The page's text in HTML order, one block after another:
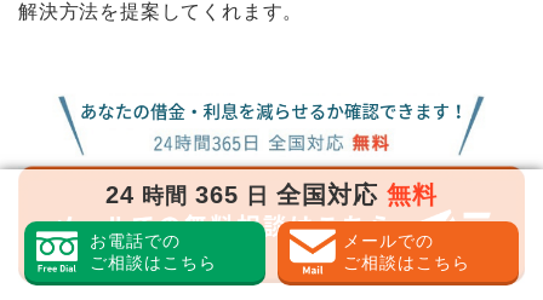
解決方法を提案してくれます。
24 時間 365 日 全国対応 無料
お電話での
ご相談はこちら
メールでの
ご相談はこちら